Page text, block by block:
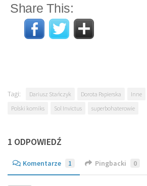
Share This:
Tagi: Dariusz Stańczyk Dorota Papierska Inne
Polski komiks
Sol Invictus superbohaterowie
1 ODPOWIEDŹ
Komentarze 1 Pingbacki 0